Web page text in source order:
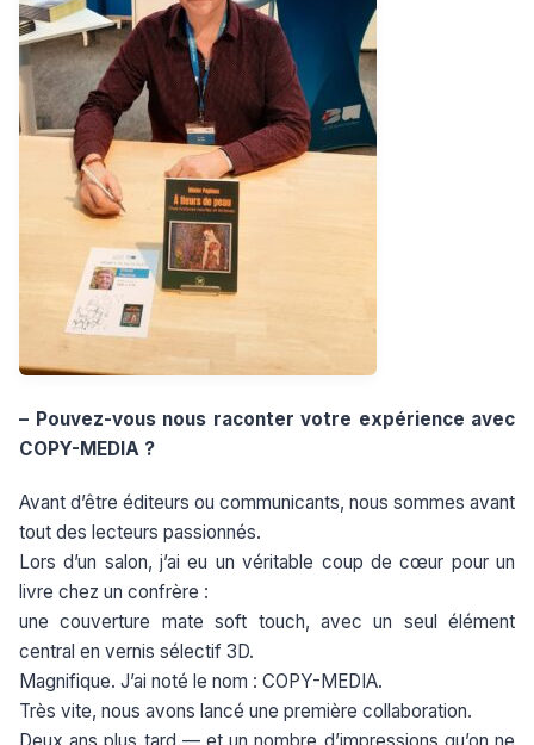
– Pouvez-vous nous raconter votre expérience avec
COPY-MEDIA ?
Avant d’être éditeurs ou communicants, nous sommes avant
tout des lecteurs passionnés.
Lors d’un salon, j’ai eu un véritable coup de cœur pour un
livre chez un confrère :
une couverture mate soft touch, avec un seul élément
central en vernis sélectif 3D.
Magnifique. J’ai noté le nom : COPY-MEDIA.
Très vite, nous avons lancé une première collaboration.
Deux ans plus tard — et un nombre d’impressions qu’on ne